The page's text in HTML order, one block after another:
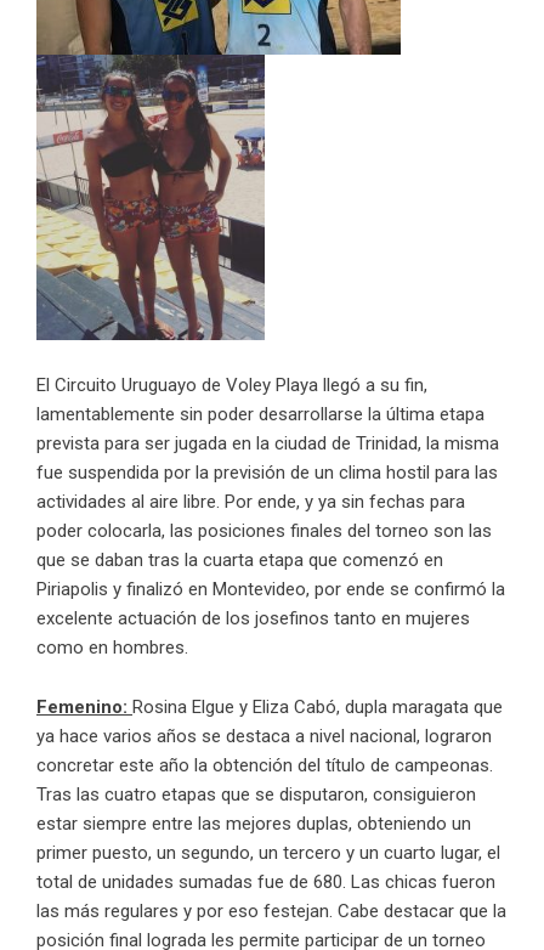
El Circuito Uruguayo de Voley Playa llegó a su fin,
lamentablemente sin poder desarrollarse la última etapa
prevista para ser jugada en la ciudad de Trinidad, la misma
fue suspendida por la previsión de un clima hostil para las
actividades al aire libre. Por ende, y ya sin fechas para
poder colocarla, las posiciones finales del torneo son las
que se daban tras la cuarta etapa que comenzó en
Piriapolis y finalizó en Montevideo, por ende se confirmó la
excelente actuación de los josefinos tanto en mujeres
como en hombres.
Femenino: Rosina Elgue y Eliza Cabó, dupla maragata que
ya hace varios años se destaca a nivel nacional, lograron
concretar este año la obtención del título de campeonas.
Tras las cuatro etapas que se disputaron, consiguieron
estar siempre entre las mejores duplas, obteniendo un
primer puesto, un segundo, un tercero y un cuarto lugar, el
total de unidades sumadas fue de 680. Las chicas fueron
las más regulares y por eso festejan. Cabe destacar que la
posición final lograda les permite participar de un torneo